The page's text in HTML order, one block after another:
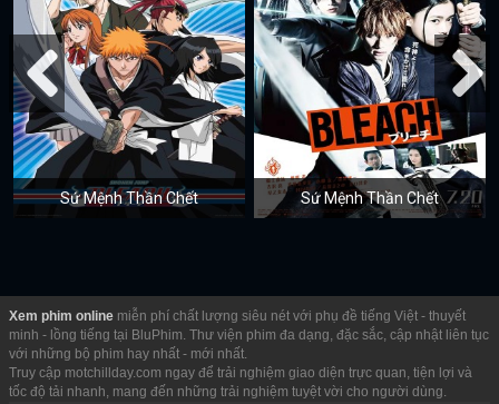
Sứ Mệnh Thần Chết Sứ Mệnh Thần Chết
Xem phim online miễn phí chất lượng siêu nét với phụ đề tiếng Việt - thuyết
minh - lồng tiếng tại BluPhim. Thư viện phim đa dạng, đặc sắc, cập nhật liên tục
với những bộ phim hay nhất - mới nhất.
Truy cập motchillday.com ngay để trải nghiệm giao diện trực quan, tiện lợi và
tốc độ tải nhanh, mang đến những trải nghiệm tuyệt vời cho người dùng.